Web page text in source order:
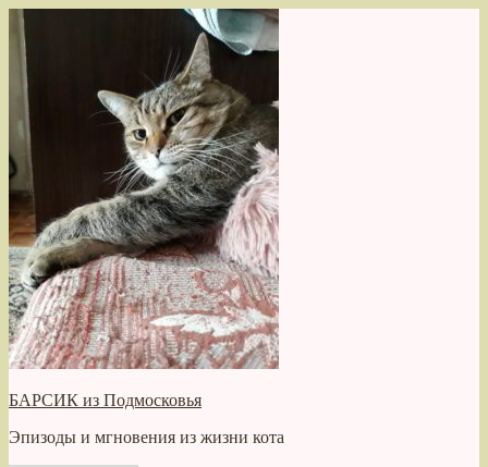
Перейти
содержимому
БАРСИК из Подмосковья
Эпизоды и мгновения из жизни кота